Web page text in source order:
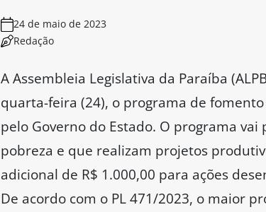
24 de maio de 2023
Redação
A Assembleia Legislativa da Paraíba
quarta-feira (24), o programa de
pelo Governo do Estado. O programa
pobreza e que realizam projetos
adicional de R$ 1.000,00 para ações
De acordo com o PL 471/2023, o maior